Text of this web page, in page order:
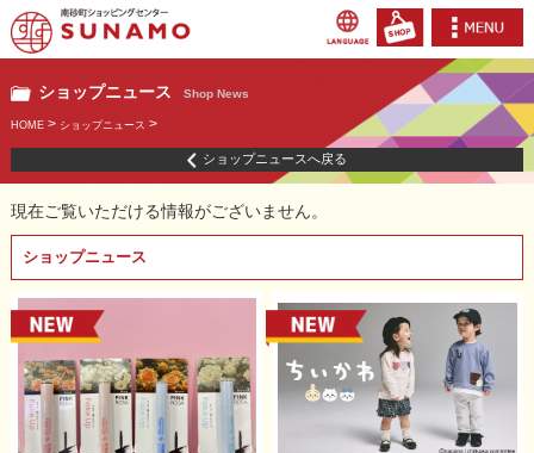
ショップニュース Shop News
HOME> ショップニュース >
ショップニュースへ戻る
現在ご覧いただける情報がございません。
ショップニュース